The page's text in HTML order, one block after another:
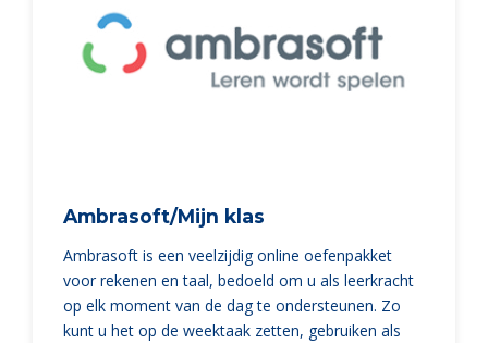
Ambrasoft/Mijn klas
Ambrasoft is een veelzijdig online oefenpakket
voor rekenen en taal, bedoeld om u als leerkracht
op elk moment van de dag te ondersteunen. Zo
kunt u het op de weektaak zetten, gebruiken als